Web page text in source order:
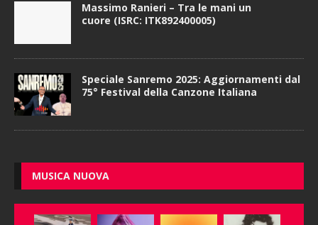
Massimo Ranieri – Tra le mani un
cuore (ISRC: ITK892400005)
Speciale Sanremo 2025: Aggiornamenti dal
75° Festival della Canzone Italiana
MUSICA NUOVA